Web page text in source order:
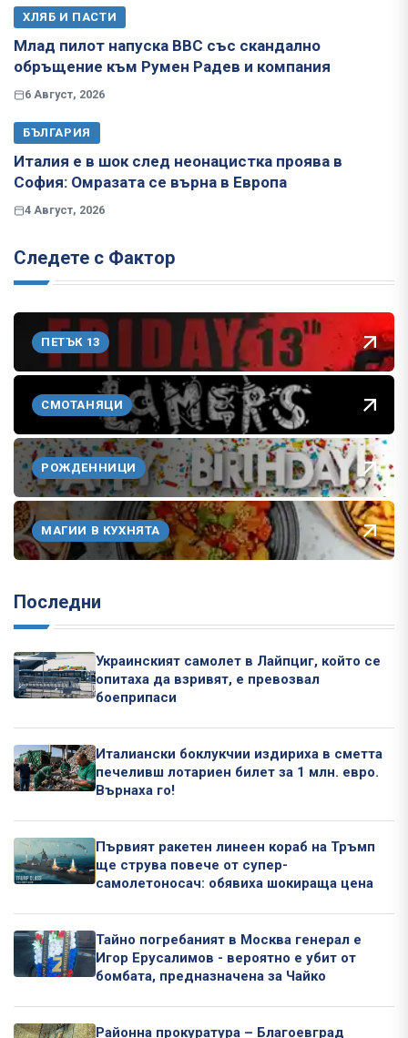
ХЛЯБ И ПАСТИ
Млад пилот напуска ВВС със скандално
обръщение към Румен Радев и компания
6 Август, 2026
БЪЛГАРИЯ
Италия е в шок след неонацистка проява в
София: Омразата се върна в Европа
4 Август, 2026
Следете с Фактор
ПЕТЪК 13
СМОТАНЯЦИ
РОЖДЕННИЦИ
МАГИИ В КУХНЯТА
Последни
Украинският самолет в Лайпциг, който се
опитаха да взривят, е превозвал
боеприпаси
Италиански боклукчии издириха в сметта
печеливш лотариен билет за 1 млн. евро.
Върнаха го!
Първият ракетен линеен кораб на Тръмп
ще струва повече от супер-
самолетоносач: обявиха шокираща цена
Тайно погребаният в Москва генерал е
Игор Ерусалимов - вероятно е убит от
бомбата, предназначена за Чайко
Районна прокуратура – Благоевград